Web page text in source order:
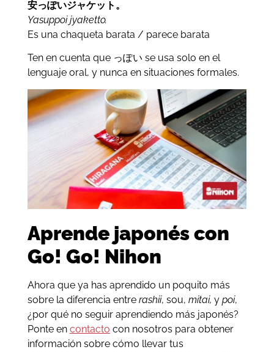
安っぽいジャケット。
Yasuppoi jyaketto.
Es una chaqueta barata / parece barata
Ten en cuenta que っぽい se usa solo en el
lenguaje oral, y nunca en situaciones formales.
Aprende japonés con
Go! Go! Nihon
Ahora que ya has aprendido un poquito más
sobre la diferencia entre rashii, sou, mitai, ypoi,
¿por qué no seguir aprendiendo más japonés?
Ponte en contacto con nosotros para obtener
información sobre cómo llevar tus